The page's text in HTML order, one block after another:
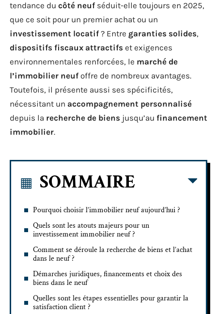
tendance du côté neufséduit-elle toujours en 2025,
que ce soit pour un premier achat ou un
investissement locatif? Entre garanties solides,
dispositifs fiscaux attractifs et exigences
environnementales renforcées, le marché de
l’immobilier neufoffre de nombreux avantages.
Toutefois, il présente aussi ses spécificités,
nécessitant un accompagnement personnalisé
depuis la recherche de biens jusqu’au financement
immobilier.
SOMMAIRE
Pourquoi choisir l’immobilier neuf aujourd’hui ?
Quels sont les atouts majeurs pour un
investissement immobilier neuf ?
Comment se déroule la recherche de biens et l’achat
dans le neuf ?
Démarches juridiques, financements et choix des
biens dans le neuf
Quelles sont les étapes essentielles pour garantir la
satisfaction client ?